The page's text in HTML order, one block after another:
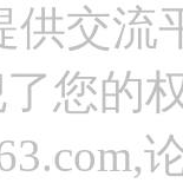
供交流
您的